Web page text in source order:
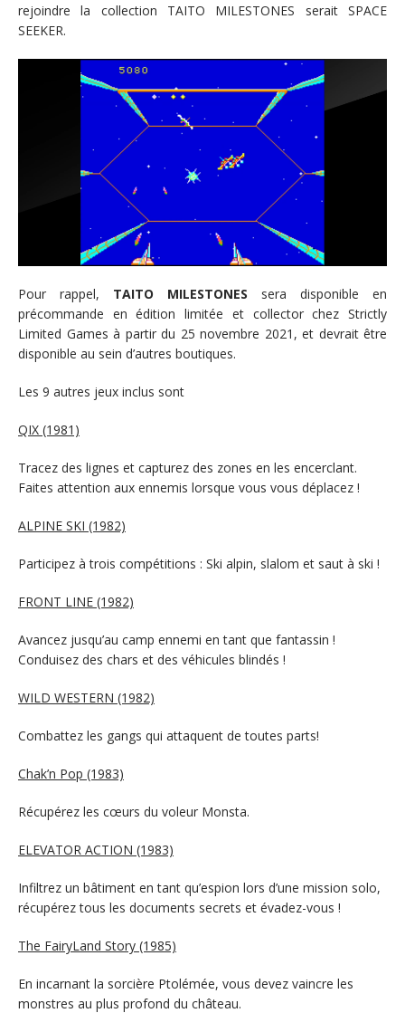
rejoindre la collection TAITO MILESTONES serait SPACE
SEEKER.
Pour rappel, TAITO MILESTONES sera disponible en
précommande en édition limitée et collector chez Strictly
Limited Games à partir du 25 novembre 2021, et devrait être
disponible au sein d’autres boutiques.
Les 9 autres jeux inclus sont
QIX (1981)
Tracez des lignes et capturez des zones en les encerclant.
Faites attention aux ennemis lorsque vous vous déplacez !
ALPINE SKI (1982)
Participez à trois compétitions : Ski alpin, slalom et saut à ski !
FRONT LINE (1982)
Avancez jusqu’au camp ennemi en tant que fantassin !
Conduisez des chars et des véhicules blindés !
WILD WESTERN (1982)
Combattez les gangs qui attaquent de toutes parts!
Chak’n Pop (1983)
Récupérez les cœurs du voleur Monsta.
ELEVATOR ACTION (1983)
Infiltrez un bâtiment en tant qu’espion lors d’une mission solo,
récupérez tous les documents secrets et évadez-vous !
The FairyLand Story (1985)
En incarnant la sorcière Ptolémée, vous devez vaincre les
monstres au plus profond du château.